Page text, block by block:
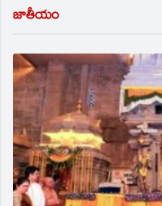
జాతీయం